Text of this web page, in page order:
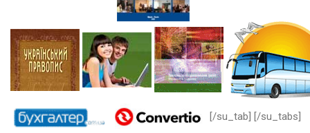
[/su_tab] [/su_tabs]